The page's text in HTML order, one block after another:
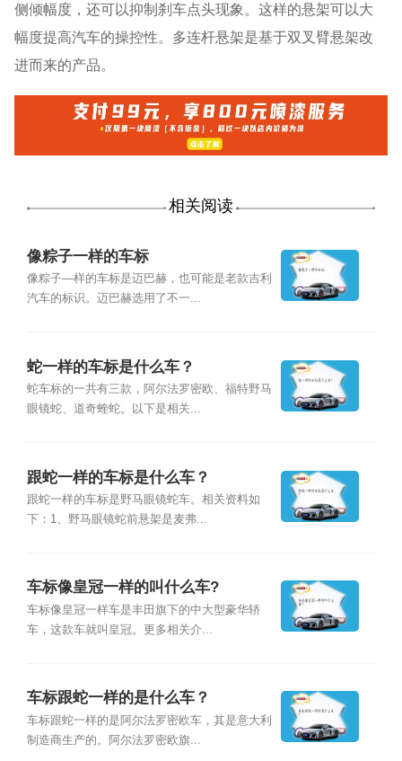
侧倾幅度，还可以抑制刹车点头现象。这样的悬架可以大
幅度提高汽车的操控性。多连杆悬架是基于双叉臂悬架改
进而来的产品。
相关阅读
像粽子一样的车标
像粽子—样的车标是迈巴赫，也可能是老款吉利
汽车的标识。迈巴赫选用了不一...
蛇一样的车标是什么车？
蛇车标的一共有三款，阿尔法罗密欧、福特野马
眼镜蛇、道奇蝰蛇。以下是相关...
跟蛇一样的车标是什么车？
跟蛇一样的车标是野马眼镜蛇车。相关资料如
下：1、野马眼镜蛇前悬架是麦弗...
车标像皇冠一样的叫什么车?
车标像皇冠一样车是丰田旗下的中大型豪华轿
车，这款车就叫皇冠。更多相关介...
车标跟蛇一样的是什么车？
车标跟蛇一样的是阿尔法罗密欧车，其是意大利
制造商生产的。阿尔法罗密欧旗...